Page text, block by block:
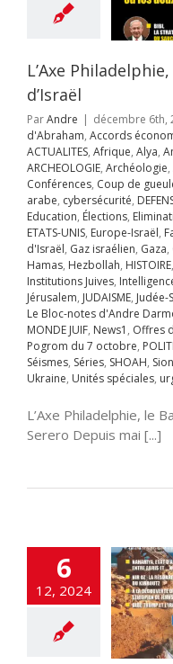
GUERRE DE
Humour
à la haine Inde
Juives
Artificielle
Iran
JUDAISME
Justice
Kurdistan
d'Andre
Magen David
Maroc Médias
News1
Offres
otages
juive Pogrom
POLITIQUE
judiciaire
Séismes Séries
SOCIETE
Tsahal
Unités spéciales
L’Axe
d’Israël
ParAndre | décembre 6th,
d'Abraham, Accords
ACTUALITES, Afrique, Alya,
ARCHEOLOGIE, Archéologie,
Conférences, Coup de
arabe, cybersécurité,
Education, Élections,
ETATS-UNIS, Europe-Israël,
d'Israël, Gaz israélien, Gaza,
Hamas, Hezbollah, HISTOIRE,
Institutions Juives,
Jérusalem, JUDAISME, Judée-
Le Bloc-notes d'Andre
MONDE JUIF, News1 , Offres
Pogrom du 7 octobre,
Séismes, Séries, SHOAH,
Ukraine, Unités spéciales,
L’Axe Philadelphie, le
Serero Depuis mai [...]
6
12, 2024
: 24 000
en Judée-
déclarés
domaniales
Accords
Accords
israélo-
Afrique Alya
Droit
Élections
Engin
pilote ETATS-
flashinfos
d'Israël Gaz